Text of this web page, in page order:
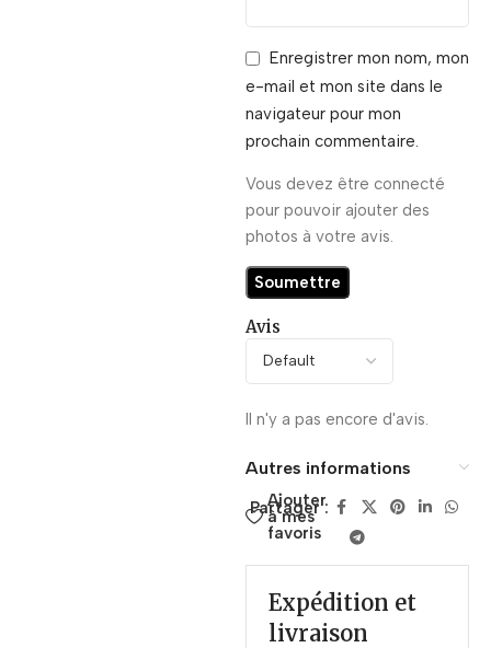
Avis
Il n'y a pas encore d'avis.
Enregistrer mon nom, mon
e-mail et mon site dans le
navigateur pour mon
prochain commentaire.
Vous devez être connecté
pour pouvoir ajouter des
photos à votre avis.
Autres informations
Ajouter
à mes
favoris
Partager :
Expédition et
livraison